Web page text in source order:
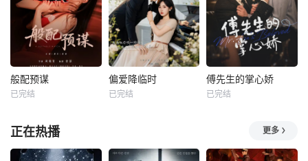
般配预谋
已完结
偏爱降临时
已完结
傅先生的掌心娇
已完结
正在热播 更多